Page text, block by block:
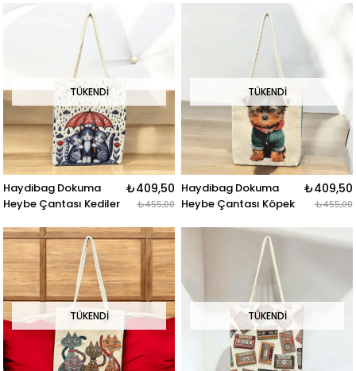
TÜKENDI
Haydibag Dokuma
Heybe Çantası Kediler
₺409,50
₺455,00
TÜKENDI
Haydibag Dokuma
Heybe Çantası Köpek
₺409,50
₺455,00
TÜKENDI TÜKENDI